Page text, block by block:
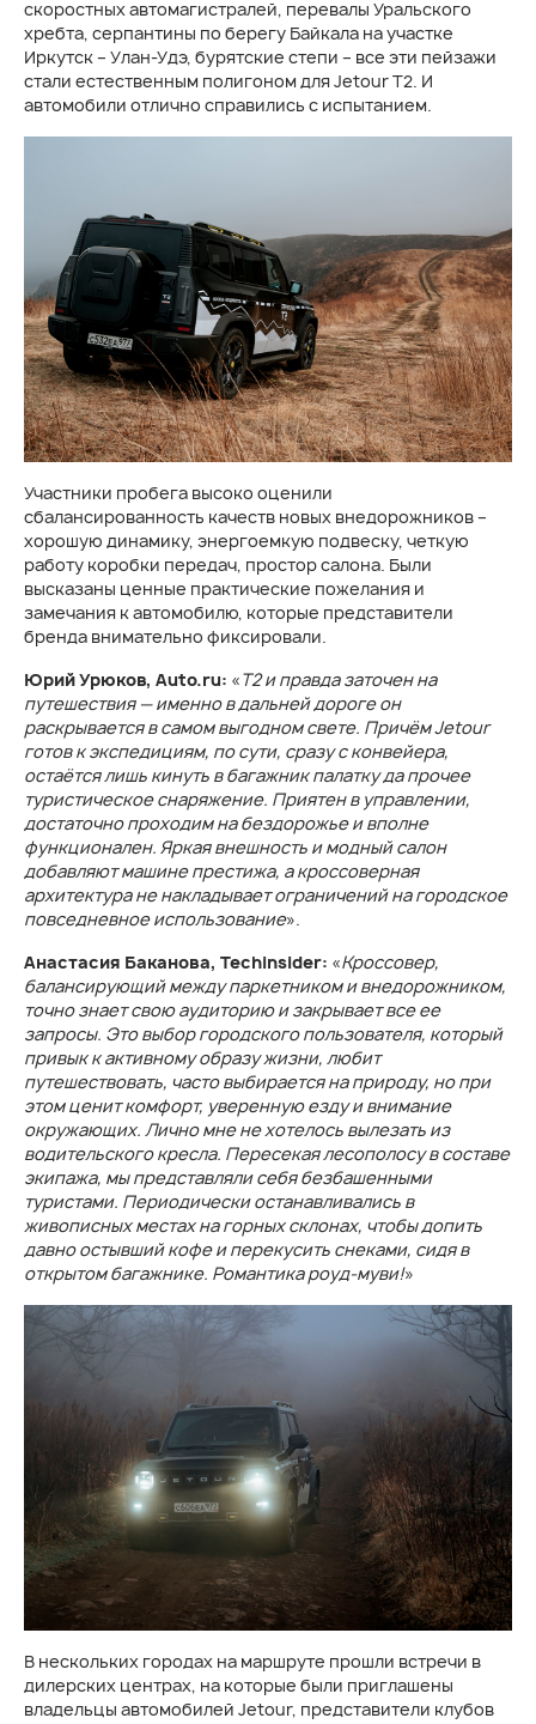
скоростных автомагистралей, перевалы Уральского
хребта, серпантины по берегу Байкала на участке
Иркутск – Улан-Удэ, бурятские степи – все эти пейзажи
стали естественным полигоном для Jetour T2. И
автомобили отлично справились с испытанием.
Участники пробега высоко оценили
сбалансированность качеств новых внедорожников –
хорошую динамику, энергоемкую подвеску, четкую
работу коробки передач, простор салона. Были
высказаны ценные практические пожелания и
замечания к автомобилю, которые представители
бренда внимательно фиксировали.
Юрий Урюков, Auto.ru: «T2 и правда заточен на
путешествия — именно в дальней дороге он
раскрывается в самом выгодном свете. Причём Jetour
готов к экспедициям, по сути, сразу с конвейера,
остаётся лишь кинуть в багажник палатку да прочее
туристическое снаряжение. Приятен в управлении,
достаточно проходим на бездорожье и вполне
функционален. Яркая внешность и модный салон
добавляют машине престижа, а кроссоверная
архитектура не накладывает ограничений на городское
повседневное использование».
Анастасия Баканова, Techinsider: «Кроссовер,
балансирующий между паркетником и внедорожником,
точно знает свою аудиторию и закрывает все ее
запросы. Это выбор городского пользователя, который
привык к активному образу жизни, любит
путешествовать, часто выбирается на природу, но при
этом ценит комфорт, уверенную езду и внимание
окружающих. Лично мне не хотелось вылезать из
водительского кресла. Пересекая лесополосу в составе
экипажа, мы представляли себя безбашенными
туристами. Периодически останавливались в
живописных местах на горных склонах, чтобы допить
давно остывший кофе и перекусить снеками, сидя в
открытом багажнике. Романтика роуд-муви!»
В нескольких городах на маршруте прошли встречи в
дилерских центрах, на которые были приглашены
владельцы автомобилей Jetour, представители клубов